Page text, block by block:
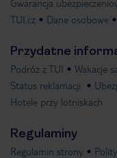
Gwarancja
TUI.cz
Dane osobowe
Przydatne
Podróż z TUI Wakacje
Status reklamacji
Hotele przy lotniskach
Regulaminy
Regulamin strony